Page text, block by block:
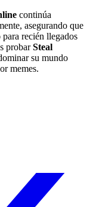
continúa
asegurando que
recién llegados
probarSteal
su mundo
memes.